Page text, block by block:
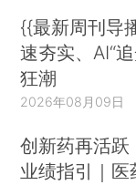
{{最新周刊导
速夯实、AI“
狂潮
2026年08月09日
创新药再活跃
业绩指引｜医